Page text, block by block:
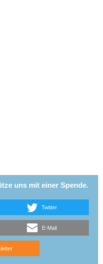
uns mit einer Spende.
Twitter
E-Mail